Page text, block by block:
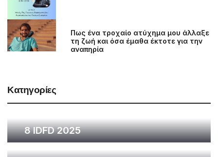
Κατηγορίες
8 IDFD 2025
Dancedisability News